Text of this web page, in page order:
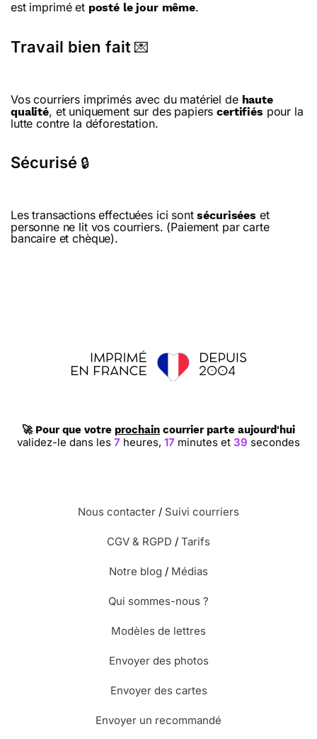
est imprimé et posté le jour même.
Travail bien fait 💌
Vos courriers imprimés avec du matériel de haute
qualité, et uniquement sur des papierscertifiés pour la
lutte contre la déforestation.
Sécurisé 🔒
Les transactions effectuées ici sontsécurisées et
personne ne lit vos courriers. (Paiement par carte
bancaire et chèque).
🚀 Pour que votre prochain courrier parte aujourd'hui
validez-le dans les 7 heures, 17 minutes et 38 secondes
Nous contacter / Suivi courriers
CGV & RGPD / Tarifs
Notre blog / Médias
Qui sommes-nous ?
Modèles de lettres
Envoyer des photos
Envoyer des cartes
Envoyer un recommandé